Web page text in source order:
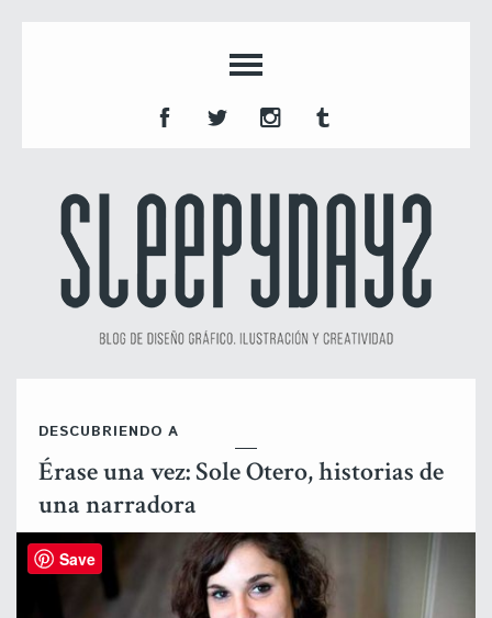
DESCUBRIENDO A
Érase una vez: Sole Otero, historias de
una narradora
Save